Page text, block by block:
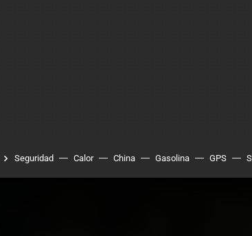
Seguridad Calor China Gasolina GPS